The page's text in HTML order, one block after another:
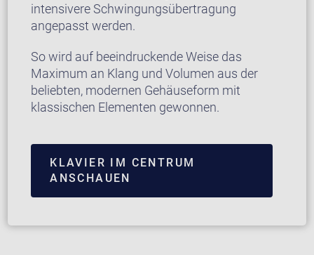
intensivere Schwingungsübertragung
angepasst werden.
So wird auf beeindruckende Weise das
Maximum an Klang und Volumen aus der
beliebten, modernen Gehäuseform mit
klassischen Elementen gewonnen.
KLAVIER IM CENTRUM
ANSCHAUEN